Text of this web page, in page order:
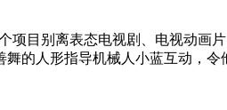
目别离表态电视剧、电视动画
的人形指导机械人小蓝互动，令